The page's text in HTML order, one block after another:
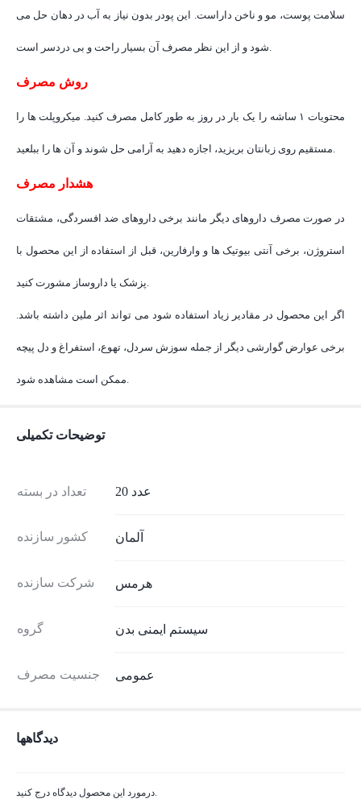
سلامت پوست، مو و ناخن داراست. این پودر بدون نیاز به آب در دهان حل می
روش مصرف
محتویات ۱ ساشه را یک بار در روز به طور کامل مصرف کنید. میکروپلت ها را
هشدار مصرف
در صورت مصرف داروهای دیگر مانند برخی داروهای ضد افسردگی، مشتقات
استروژن، برخی آنتی بیوتیک ها و وارفارین، قبل از استفاده از این محصول با
اگر این محصول در مقادیر زیاد استفاده شود می تواند اثر ملین داشته باشد.
برخی عوارض گوارشی دیگر از جمله سوزش سردل، تهوع، استفراغ و دل پیچه
توضیحات تکمیلی
تعداد در بسته 20 عدد
کشور سازنده آلمان
شرکت سازنده هرمس
گروه سیستم ایمنی بدن
جنسیت مصرف عمومی
دیدگاهها
درمورد این محصول دیدگاه درج کنید.